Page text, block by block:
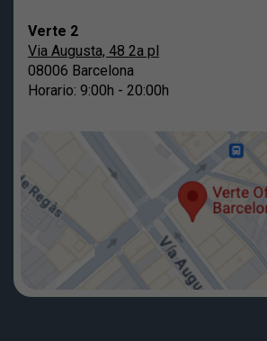
Verte 2
Via Augusta, 48 2a pl
08006 Barcelona
Horario: 9:00h - 20:00h